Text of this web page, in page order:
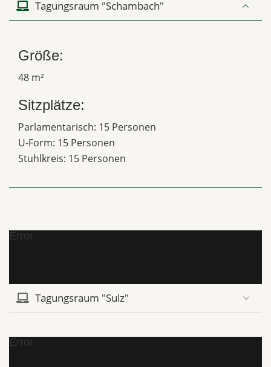
Tagungsraum "Schambach"
Größe:
48 m²
Sitzplätze:
Parlamentarisch: 15 Personen
U-Form: 15 Personen
Stuhlkreis: 15 Personen
Error
Tagungsraum "Sulz"
Error